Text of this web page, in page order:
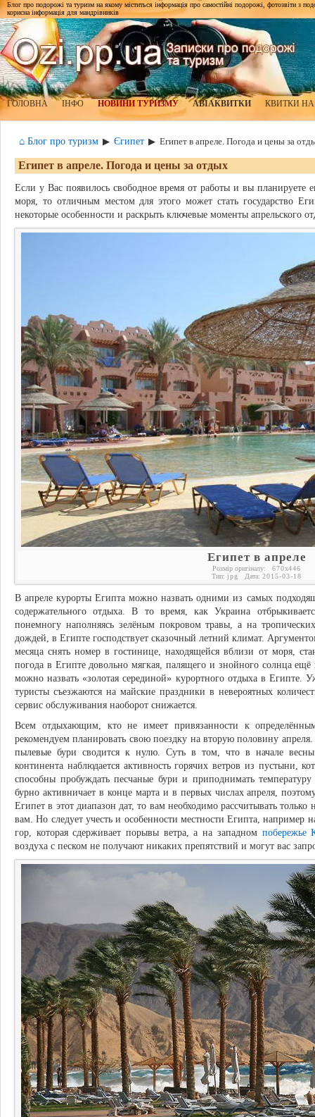
Блог про подорожі та туризм на якому міститься інформація про самостійні подорожі, фотозвіти з
корисна інформація для мандрівників
ГОЛОВНА ІНФО НОВИНИ ТУРИЗМУ АВІАКВИТКИ КВИТКИ
⌂ Блог про туризм ▶ Єгипет ▶ Египет в апреле. Погода и цены за
Египет в апреле. Погода и цены за отдых
Если у Вас появилось свободное время от работы и вы планируете
моря, то отличным местом для этого может стать государство
некоторые особенности и раскрыть ключевые моменты апрельского
Египет в апреле
Розмір оригіналу: 670x446
Тип: jpg Дата: 2015-03-18
В апреле курорты Египта можно назвать одними из самых
содержательного отдыха. В то время, как Украина
понемногу наполняясь зелёным покровом травы, а на
дождей, в Египте господствует сказочный летний климат.
месяца снять номер в гостинице, находящейся вблизи от моря,
погода в Египте довольно мягкая, палящего и знойного солнца
можно назвать «золотая серединой» курортного отдыха в Египте.
туристы съезжаются на майские праздники в невероятных
сервис обслуживания наоборот снижается.
Всем отдыхающим, кто не имеет привязанности к
рекомендуем планировать свою поездку на вторую половину
пылевые бури сводится к нулю. Суть в том, что в начале весны
континента наблюдается активность горячих ветров из пустыни,
способны пробуждать песчаные бури и приподнимать
бурно активничает в конце марта и в первых числах апреля,
Египет в этот диапазон дат, то вам необходимо рассчитывать
вам. Но следует учесть и особенности местности Египта, например
гор, которая сдерживает порывы ветра, а на западном побережье
воздуха с песком не получают никаких препятствий и могут вас